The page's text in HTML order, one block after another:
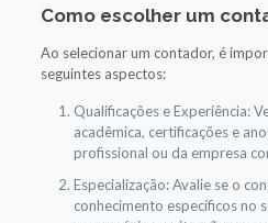
Como escolher um
Ao selecionar um contador, é
seguintes aspectos:
Qualificações e Experiência:
acadêmica, certificações e
profissional ou da empresa
Especialização: Avalie se o
conhecimento específicos no